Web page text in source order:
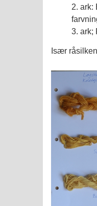
2. ark:
3. ark;
Især